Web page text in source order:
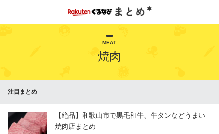
MEAT
焼肉
注目まとめ
【絶品】和歌山市で黒毛和牛、牛タンなどうまい
焼肉店まとめ